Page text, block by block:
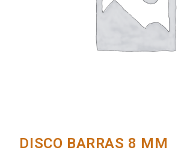
DISCO BARRAS 8 MM